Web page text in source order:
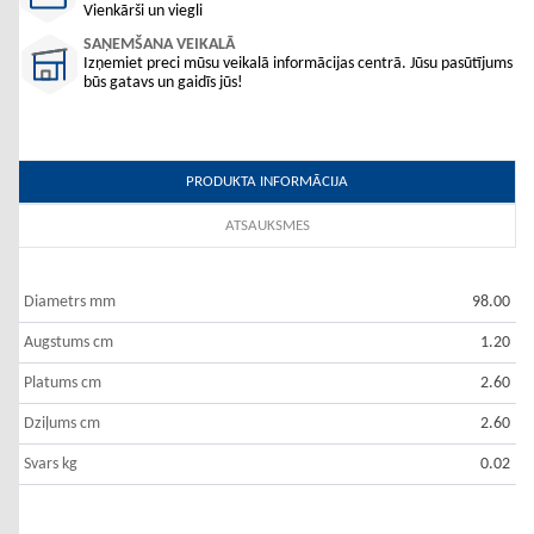
Vienkārši un viegli
SAŅEMŠANA VEIKALĀ
Izņemiet preci mūsu veikalā informācijas centrā. Jūsu pasūtījums
būs gatavs un gaidīs jūs!
PRODUKTA INFORMĀCIJA
ATSAUKSMES
Diametrs mm 98.00
Augstums cm 1.20
Platums cm 2.60
Dziļums cm 2.60
Svars kg 0.02